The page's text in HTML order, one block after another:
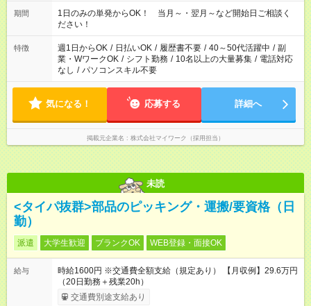
期間
1日のみの単発からOK！ 当月～・翌月～など開始日ご相談く
ださい！
特徴 週1日からOK / 日払いOK / 履歴書不要 / 40～50代活躍中 / 副
業・WワークOK / シフト勤務 / 10名以上の大量募集 / 電話対応
なし / パソコンスキル不要
気になる！ 応募する 詳細へ
掲載元企業名 株式会社マイワーク（採用担当）
未読
<タイパ抜群>部品のピッキング・運搬/要資格（日
勤）
派遣 大学生歓迎 ブランクOK WEB登録・面接OK
給与
時給1600円 ※交通費全額支給（規定あり） 【月収例】29.6万円
（20日勤務＋残業20h）
交通費別途支給あり